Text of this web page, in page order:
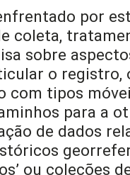
por
coleta,
sobre
o registro,
com tipos
para a
de dados
ou coleções